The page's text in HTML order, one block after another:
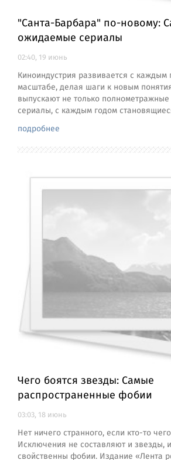
"Санта-Барбара" по-новому:
ожидаемые сериалы
02:40, 19 июнь
Киноиндустрия развивается с
масштабе, делая шаги к новым
выпускают не только
сериалы, с каждым годом
подробнее
Чего боятся звезды: Самые
распространенные фобии
03:03, 18 июнь
Нет ничего странного, если кто-то
Исключения не составляют и звезды,
свойственны фобии. Издание «Лента